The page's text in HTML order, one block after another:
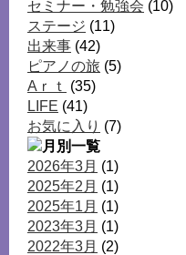
セミナー・勉強会 (10)
ステージ (11)
出来事 (42)
ピアノの旅 (5)
Aｒｔ
(35)
LIFE (41)
お気に入り (7)
2026年3月 (1)
2025年2月 (1)
2025年1月 (1)
2023年3月 (1)
2022年3月 (2)